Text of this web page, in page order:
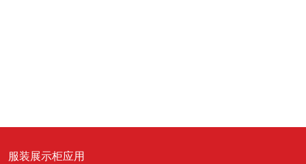
服装展示柜应用